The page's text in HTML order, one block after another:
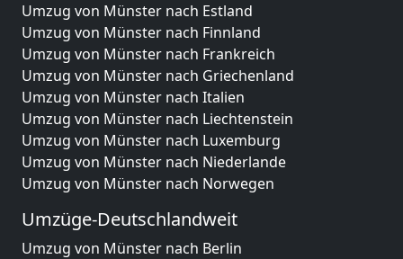
Umzug von Münster nach Estland
Umzug von Münster nach Finnland
Umzug von Münster nach Frankreich
Umzug von Münster nach Griechenland
Umzug von Münster nach Italien
Umzug von Münster nach Liechtenstein
Umzug von Münster nach Luxemburg
Umzug von Münster nach Niederlande
Umzug von Münster nach Norwegen
Umzüge-Deutschlandweit
Umzug von Münster nach Berlin